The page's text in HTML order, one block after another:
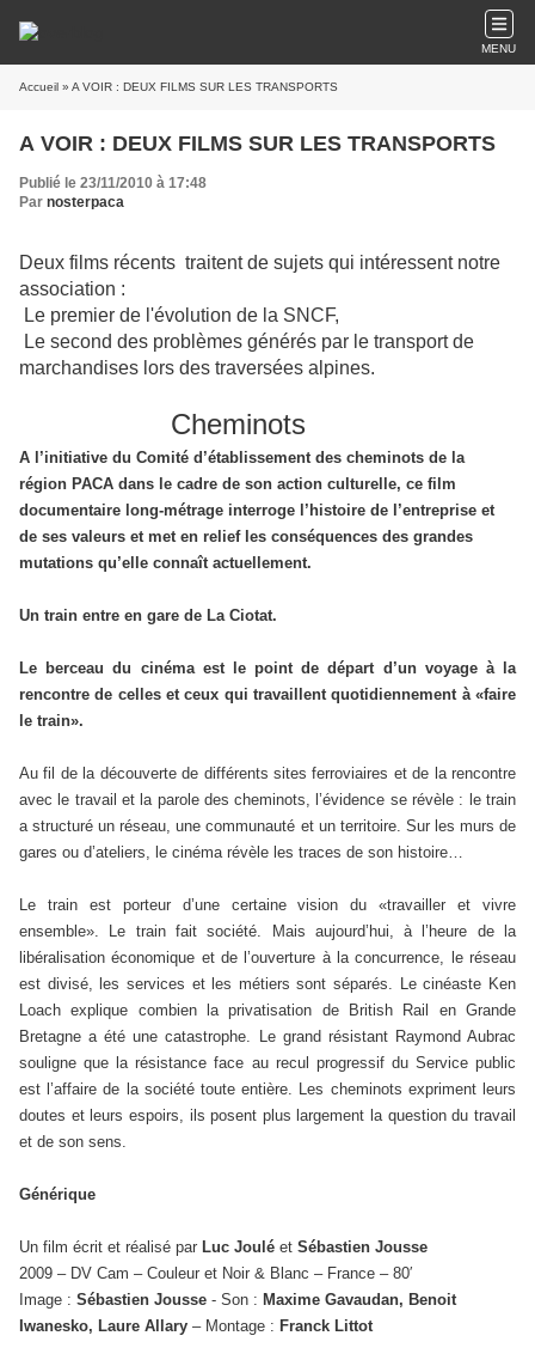
MENU
Accueil » A VOIR : DEUX FILMS SUR LES TRANSPORTS
A VOIR : DEUX FILMS SUR LES TRANSPORTS
Publié le 23/11/2010 à 17:48
Par nosterpaca
Deux films récents traitent de sujets qui intéressent notre
association :
Le premier de l'évolution de la SNCF,
Le second des problèmes générés par le transport de
marchandises lors des traversées alpines.
Cheminots
A l’initiative du Comité d’établissement des cheminots de la
région PACA dans le cadre de son action culturelle, ce film
documentaire long-métrage interroge l’histoire de l’entreprise et
de ses valeurs et met en relief les conséquences des grandes
mutations qu’elle connaît actuellement.
Un train entre en gare de La Ciotat.
Le berceau du cinéma est le point de départ d’un voyage à la
rencontre de celles et ceux qui travaillent quotidiennement à «faire
le train».
Au fil de la découverte de différents sites ferroviaires et de la rencontre
avec le travail et la parole des cheminots, l’évidence se révèle : le train
a structuré un réseau, une communauté et un territoire. Sur les murs de
gares ou d’ateliers, le cinéma révèle les traces de son histoire…
Le train est porteur d’une certaine vision du «travailler et vivre
ensemble». Le train fait société. Mais aujourd’hui, à l’heure de la
libéralisation économique et de l’ouverture à la concurrence, le réseau
est divisé, les services et les métiers sont séparés. Le cinéaste Ken
Loach explique combien la privatisation de British Rail en Grande
Bretagne a été une catastrophe. Le grand résistant Raymond Aubrac
souligne que la résistance face au recul progressif du Service public
est l’affaire de la société toute entière. Les cheminots expriment leurs
doutes et leurs espoirs, ils posent plus largement la question du travail
et de son sens.
Générique
Un film écrit et réalisé par Luc Joulé et Sébastien Jousse
2009 – DV Cam – Couleur et Noir & Blanc – France – 80′
Image : Sébastien Jousse - Son : Maxime Gavaudan, Benoit
Iwanesko, Laure Allary – Montage : Franck Littot